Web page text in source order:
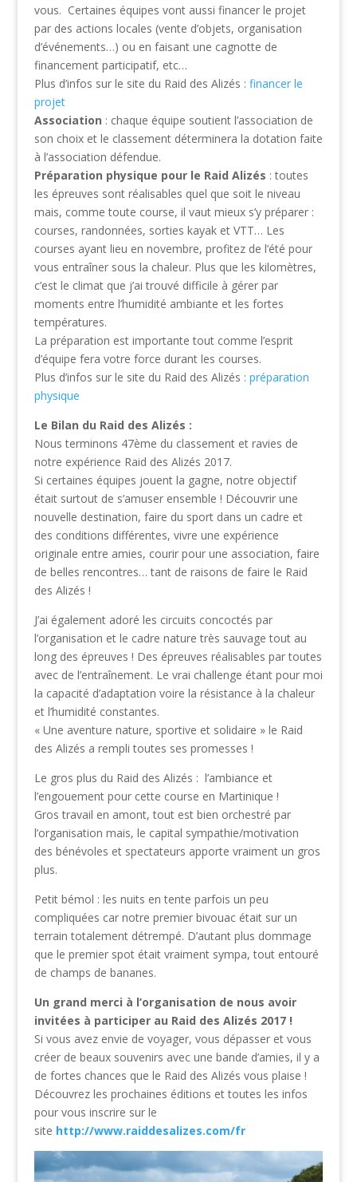
vous. Certaines équipes vont aussi financer le projet
par des actions locales (vente d’objets, organisation
d’événements…) ou en faisant une cagnotte de
financement participatif, etc…
Plus d’infos sur le site du Raid des Alizés : financer le
projet
Association : chaque équipe soutient l’association de
son choix et le classement déterminera la dotation faite
à l’association défendue.
Préparation physique pour le Raid Alizés : toutes
les épreuves sont réalisables quel que soit le niveau
mais, comme toute course, il vaut mieux s’y préparer :
courses, randonnées, sorties kayak et VTT… Les
courses ayant lieu en novembre, profitez de l’été pour
vous entraîner sous la chaleur. Plus que les kilomètres,
c’est le climat que j’ai trouvé difficile à gérer par
moments entre l’humidité ambiante et les fortes
températures.
La préparation est importante tout comme l’esprit
d’équipe fera votre force durant les courses.
Plus d’infos sur le site du Raid des Alizés : préparation
physique
Le Bilan du Raid des Alizés :
Nous terminons 47ème du classement et ravies de
notre expérience Raid des Alizés 2017.
Si certaines équipes jouent la gagne, notre objectif
était surtout de s’amuser ensemble ! Découvrir une
nouvelle destination, faire du sport dans un cadre et
des conditions différentes, vivre une expérience
originale entre amies, courir pour une association, faire
de belles rencontres… tant de raisons de faire le Raid
des Alizés !
J’ai également adoré les circuits concoctés par
l’organisation et le cadre nature très sauvage tout au
long des épreuves ! Des épreuves réalisables par toutes
avec de l’entraînement. Le vrai challenge étant pour moi
la capacité d’adaptation voire la résistance à la chaleur
et l’humidité constantes.
« Une aventure nature, sportive et solidaire » le Raid
des Alizés a rempli toutes ses promesses !
Le gros plus du Raid des Alizés : l’ambiance et
l’engouement pour cette course en Martinique !
Gros travail en amont, tout est bien orchestré par
l’organisation mais, le capital sympathie/motivation
des bénévoles et spectateurs apporte vraiment un gros
plus.
Petit bémol : les nuits en tente parfois un peu
compliquées car notre premier bivouac était sur un
terrain totalement détrempé. D’autant plus dommage
que le premier spot était vraiment sympa, tout entouré
de champs de bananes.
Un grand merci à l’organisation de nous avoir
invitées à participer au Raid des Alizés 2017 !
Si vous avez envie de voyager, vous dépasser et vous
créer de beaux souvenirs avec une bande d’amies, il y a
de fortes chances que le Raid des Alizés vous plaise !
Découvrez les prochaines éditions et toutes les infos
pour vous inscrire sur le
site http://www.raiddesalizes.com/fr